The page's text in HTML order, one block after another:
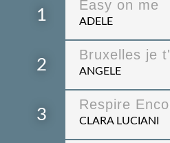
1
Easy on me
ADELE
2
Bruxelles je
ANGELE
3
Respire
CLARA LUCIANI